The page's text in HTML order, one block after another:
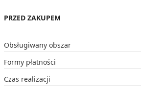
PRZED ZAKUPEM
Obsługiwany obszar
Formy płatności
Czas realizacji